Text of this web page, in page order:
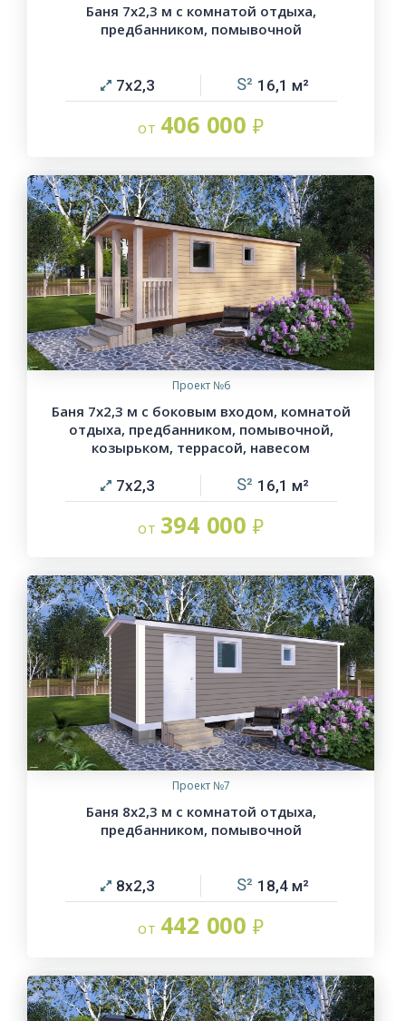
Баня 7х2,3 м с комнатой отдыха,
предбанником, помывочной
7х2,3 16,1
406 000
Проект №6
Баня 7х2,3 м с боковым входом, комнатой
отдыха, предбанником, помывочной,
козырьком, террасой, навесом
7х2,3 16,1
394 000
Проект №7
Баня 8х2,3 м с комнатой отдыха,
предбанником, помывочной
8х2,3 18,4
442 000